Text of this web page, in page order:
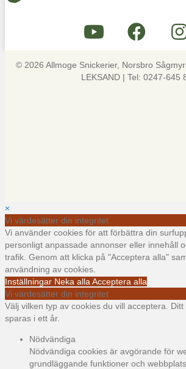
© 2026 Allmoge Snickerier, Norsbro
LEKSAND | Tel: 0247-645
×
Vi värdesätter din integritet
Vi använder cookies för att förbättra din
personligt anpassade annonser eller innehåll
trafik. Genom att klicka på "Acceptera alla"
användning av cookies.
Inställningar Neka alla Acceptera alla
Vi värdesätter din integritet
Välj vilken typ av cookies du vill acceptera.
sparas i ett år.
Nödvändiga
Nödvändiga cookies är avgörande för
grundläggande funktioner och